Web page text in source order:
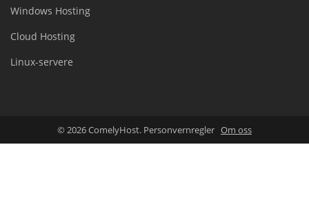
Windows Hosting
Cloud Hosting
Linux-servere
© 2026 ComelyHost. Personvernregler Om oss